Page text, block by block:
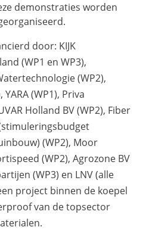
demonstraties worden
door: KIJK
(WP1 en WP3),
(WP2),
(WP1), Priva
Holland BV (WP2), Fiber
(WP2), Moor
(WP2), Agrozone BV
(WP3) en LNV (alle
project binnen de koepel
van de topsector